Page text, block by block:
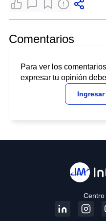
Comentarios
Para ver los
expresar tu opinión
Centro